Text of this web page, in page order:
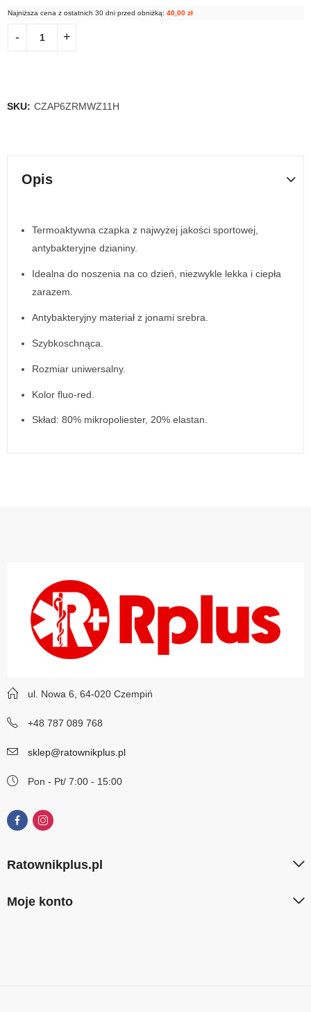
Najniższa cena z ostatnich 30 dni przed obniżką: 40,00 zł
SKU: CZAP6ZRMWZ11H
Opis
Termoaktywna czapka z najwyżej jakości sportowej,
antybakteryjne dzianiny.
Idealna do noszenia na co dzień, niezwykle lekka i ciepła
zarazem.
Antybakteryjny materiał z jonami srebra.
Szybkoschnąca.
Rozmiar uniwersalny.
Kolor fluo-red.
Skład: 80% mikropoliester, 20% elastan.
ul. Nowa 6, 64-020 Czempiń
+48 787 089 768
sklep@ratownikplus.pl
Pon - Pt/ 7:00 - 15:00
Ratownikplus.pl
Moje konto